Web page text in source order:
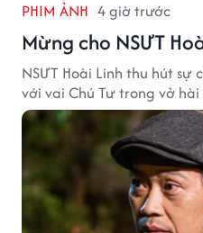
PHIM ẢNH 4 giờ trước
Mừng cho NSƯT
NSƯT Hoài Linh thu hút sự
với vai Chú Tư trong vở hài